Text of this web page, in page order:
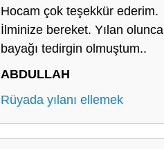
Hocam çok teşekkür ederim.
İlminize bereket. Yılan olunca
bayağı tedirgin olmuştum..
ABDULLAH
Rüyada yılanı ellemek